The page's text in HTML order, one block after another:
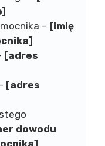
– [imię
[adres
[adres
dowodu